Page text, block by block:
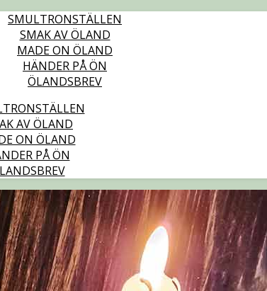
SMULTRONSTÄLLEN
SMAK AV ÖLAND
MADE ON ÖLAND
HÄNDER PÅ ÖN
ÖLANDSBREV
AV ÖLAND
ON ÖLAND
PÅ ÖN